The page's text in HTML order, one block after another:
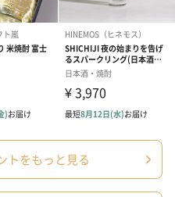
トをもっと見る